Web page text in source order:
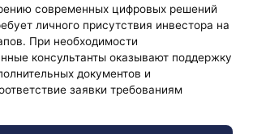
современных цифровых решений
личного присутствия инвестора на
При необходимости
консультанты оказывают поддержку
документов и
заявки требованиям